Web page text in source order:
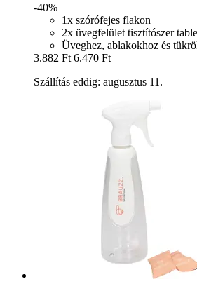
-40%
1x szórófejes flakon
2x üvegfelület tisztítószer
Üveghez, ablakokhoz és
3.882 Ft 6.470 Ft
Szállítás eddig: augusztus 11.